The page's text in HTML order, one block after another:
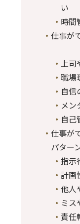
い
時間
仕事が
上司
職場
自信
メン
自己
仕事が
パター
指示
計画
他人
ミス
責任